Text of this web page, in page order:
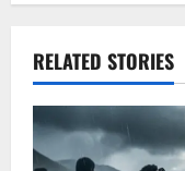
RELATED STORIES